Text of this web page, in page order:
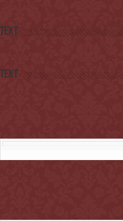
Text
Text